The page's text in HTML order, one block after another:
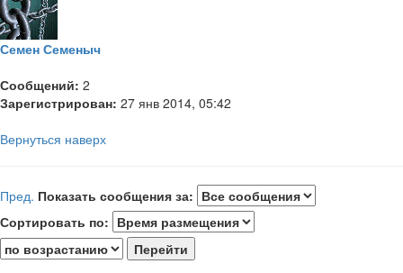
Семен Семеныч
Сообщений: 2
Зарегистрирован: 27 янв 2014, 05:42
Вернуться наверх
Пред. Показать сообщения за:
Сортировать по: